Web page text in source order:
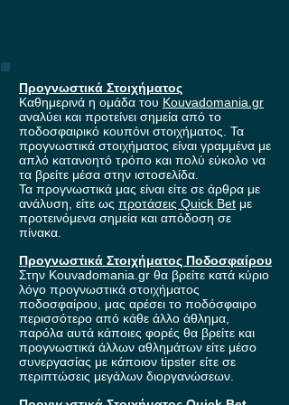
Προγνωστικά Στοιχήματος
Καθημερινά η ομάδα του Kouvadomania.gr
αναλύει και προτείνει σημεία από το
ποδοσφαιρικό κουπόνι στοιχήματος. Τα
προγνωστικά στοιχήματος είναι γραμμένα με
απλό κατανοητό τρόπο και πολύ εύκολο να
τα βρείτε μέσα στην ιστοσελίδα.
Τα προγνωστικά μας είναι είτε σε άρθρα με
ανάλυση, είτε ως προτάσεις Quick Bet με
προτεινόμενα σημεία και απόδοση σε
πίνακα.
Προγνωστικά Στοιχήματος Ποδοσφαίρου
Στην Kouvadomania.gr θα βρείτε κατά κύριο
λόγο προγνωστικά στοιχήματος
ποδοσφαίρου, μας αρέσει το ποδόσφαιρο
περισσότερο από κάθε άλλο άθλημα,
παρόλα αυτά κάποιες φορές θα βρείτε και
προγνωστικά άλλων αθλημάτων είτε μέσο
συνεργασίας με κάποιον tipster είτε σε
περιπτώσεις μεγάλων διοργανώσεων.